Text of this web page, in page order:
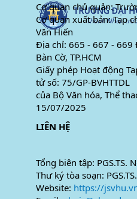
Cơ quan chủ quản:
Cơ quan xuất bản: Tạp
Văn Hiến
Địa chỉ: 665 - 667 - 669
Bàn Cờ, TP.HCM
Giấy phép Hoạt động
tử số: 75/GP-BVHTTDL
của Bộ Văn hóa, Thể
15/07/2025
LIÊN HỆ
Tổng biên tập: PGS.TS.
Thư ký tòa soạn:
Website: https://